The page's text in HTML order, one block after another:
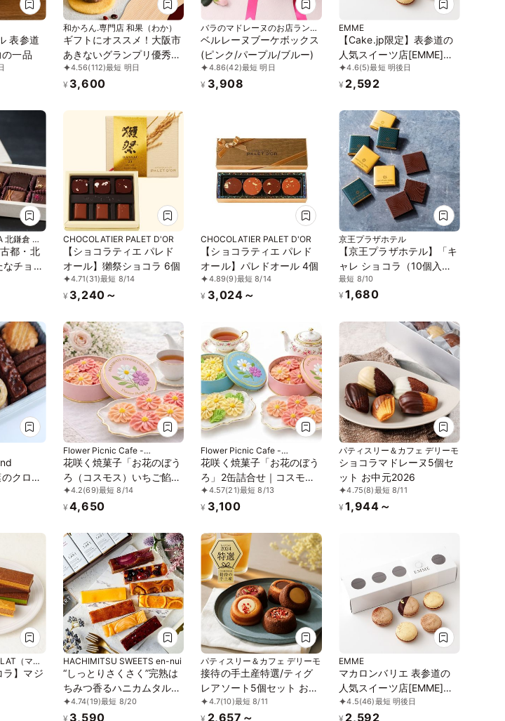
表参道
の一品
和かろん.専門店 和果（わか）
ギフトにオススメ！大阪市
あきないグランプリ優秀賞
受賞!!～ メディアで人気の
生どら焼き 和スイーツ～
中元2026
4.56(112)最短 明日
¥ 3,600
バラのマドレーヌのお店ランジ
ェラ
ベルレーヌブーケボックス
(ピンク/パープル/ブルー)
4.86(42)最短 明日
¥ 3,908
EMME
【Cake.jp限定】表参道の
人気スイーツ店[EMME]の
実力派パティシエが作る
トリュフ香るマカロンショ
4.6(5)最短 明後日
¥ 2,592
北鎌倉 門
都・北
チョコ
CHOCOLATIER PALET D'OR
【ショコラティエ パレド
オール】獺祭ショコラ 6個
4.71(31)最短 8/14
¥ 3,240～
CHOCOLATIER PALET D'OR
【ショコラティエ パレド
オール】パレドオール 4個
4.89(9)最短 8/14
¥ 3,024～
京王プラザホテル
【京王プラザホテル】「キ
ャレ ショコラ（10個入
り）」
最短 8/10
¥ 1,680
クロー
プティ
Flower Picnic Cafe -
Hakodate-
花咲く焼菓子「お花のぼう
ろ（コスモス）いちご餡白
餡」3缶セット｜オリジナ
ル紙袋を3枚
4.2(69)最短 8/14
¥ 4,650
Flower Picnic Cafe -
Hakodate-
花咲く焼菓子「お花のぼう
ろ」2缶詰合せ｜コスモ
ス・マーガレット｜専用ク
リアケース付き｜
4.57(21)最短 8/13
¥ 3,100
パティスリー＆カフェ デリーモ
ショコラマドレーヌ5個セ
ット お中元2026
4.75(8)最短 8/11
¥ 1,944～
（マジ
ラ】マジ
HACHIMITSU SWEETS en-nui
“しっとりさくさく”完熟は
ちみつ香るハニカムタル
ト・ギフト８個セット
4.74(19)最短 8/20
¥ 3,590
パティスリー＆カフェ デリーモ
接待の手土産特選/ティグ
レアソート5個セット お中
元2026
4.7(10)最短 8/11
¥ 2,657～
EMME
マカロンバリエ 表参道の
人気スイーツ店[EMME]の
実力派パティシエが作るト
リュフ香るマカロンショコ
4.5(46)最短 明後日
¥ 2,592